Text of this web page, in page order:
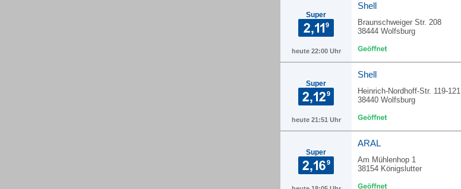
Super
heute 22:00 Uhr
Shell
Braunschweiger Str. 208
38444 Wolfsburg
Super
heute 21:51 Uhr
Shell
Heinrich-Nordhoff-Str. 119-121
38440 Wolfsburg
Super
ARAL
Am Mühlenhop 1
38154 Königslutter